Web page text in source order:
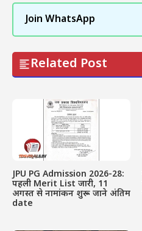
Join WhatsApp
Related Post
JPU PG Admission 2026-28:
पहली Merit List जारी, 11
अगस्त से नामांकन शुरू – जाने अंतिम
date